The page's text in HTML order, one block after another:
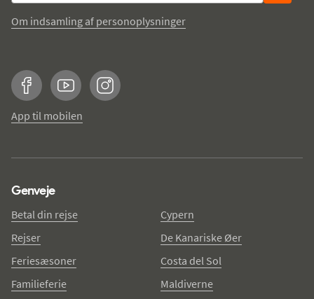
Om indsamling af personoplysninger
FacebookYouTubeInstagram
App til mobilen
Genveje
Betal din rejse
Rejser
Feriesæsoner
Familieferie
Cypern
De Kanariske Øer
Costa del Sol
Maldiverne